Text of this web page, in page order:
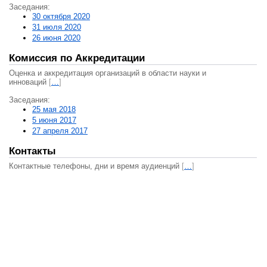
Заседания:
30 октября 2020
31 июля 2020
26 июня 2020
Комиссия по Аккредитации
Оценка и аккредитация организаций в области науки и
инноваций […]
Заседания:
25 мая 2018
5 июня 2017
27 апреля 2017
Контакты
Контактные телефоны, дни и время аудиенций […]